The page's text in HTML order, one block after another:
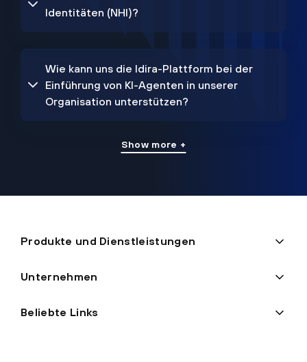
Identitäten (NHI)?
Wie kann uns die Idira-Plattform bei der
Einführung von KI-Agenten in unserer
Organisation unterstützen?
Show more +
Produkte und Dienstleistungen
Unternehmen
Beliebte Links